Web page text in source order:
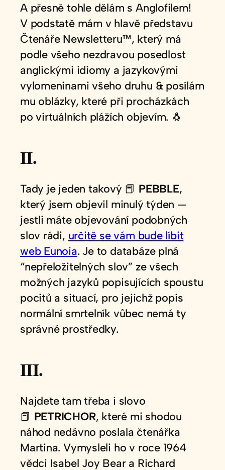
A přesně tohle dělám s Anglofilem!
V podstatě mám v hlavě představu
Čtenáře Newsletteru™, který má
podle všeho nezdravou posedlost
anglickými idiomy a jazykovými
vylomeninami všeho druhu & posílám
mu oblázky, které při procházkách
po virtuálních plážích objevím. 🐧
II.
Tady je jeden takový 📕 PEBBLE,
který jsem objevil minulý týden —
jestli máte objevování podobných
slov rádi, určitě se vám bude líbit
web Eunoia. Je to databáze plná
“nepřeložitelných slov” ze všech
možných jazyků popisujících spoustu
pocitů a situací, pro jejichž popis
normální smrtelník vůbec nemá ty
správné prostředky.
III.
Najdete tam třeba i slovo
📕 PETRICHOR, které mi shodou
náhod nedávno poslala čtenářka
Martina. Vymysleli ho v roce 1964
vědci Isabel Joy Bear a Richard